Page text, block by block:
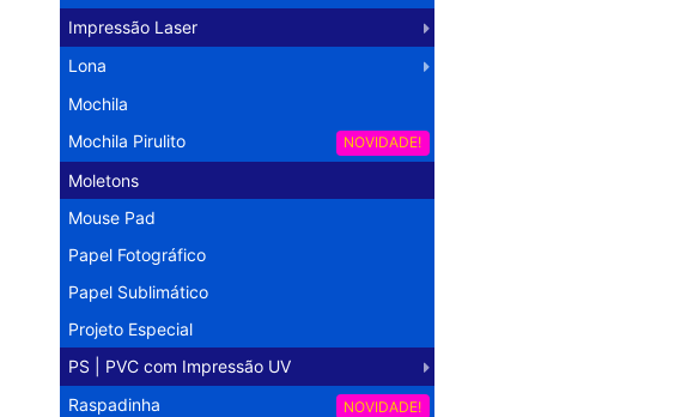
Impressão Laser
Lona
Mochila
NOVIDADE!
Mochila Pirulito
Moletons
Mouse Pad
Papel Fotográfico
Papel Sublimático
Projeto Especial
PS | PVC com Impressão UV
NOVIDADE!
Raspadinha